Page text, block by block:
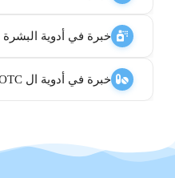
خبرة في أدوية
خبرة في أدوية ال OTC